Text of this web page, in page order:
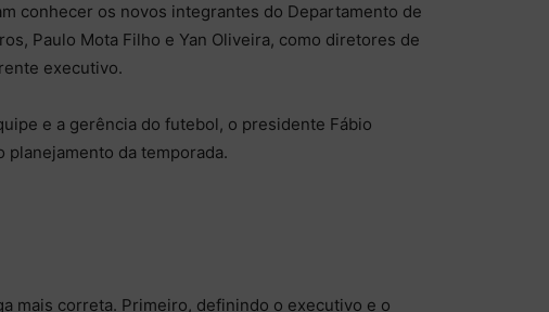
conhecer os novos integrantes do Departamento de
Paulo Mota Filho e Yan Oliveira, como diretores de
executivo.
e a gerência do futebol, o presidente Fábio
da temporada.
mais correta. Primeiro, definindo o executivo e o